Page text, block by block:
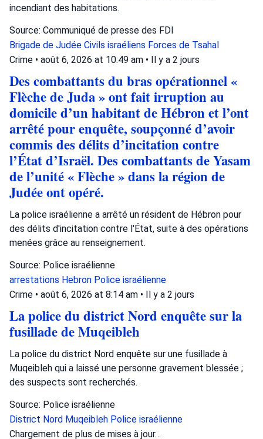
incendiant des habitations.
Source: Communiqué de presse des FDI
Brigade de Judée Civils israéliens Forces de Tsahal
Crime • août 6, 2026 at 10:49 am • Il y a 2 jours
Des combattants du bras opérationnel «
Flèche de Juda » ont fait irruption au
domicile d’un habitant de Hébron et l’ont
arrêté pour enquête, soupçonné d’avoir
commis des délits d’incitation contre
l’État d’Israël. Des combattants de Yasam
de l’unité « Flèche » dans la région de
Judée ont opéré.
La police israélienne a arrêté un résident de Hébron pour
des délits d'incitation contre l'État, suite à des opérations
menées grâce au renseignement.
Source: Police israélienne
arrestations Hebron Police israélienne
Crime • août 6, 2026 at 8:14 am • Il y a 2 jours
La police du district Nord enquête sur la
fusillade de Muqeibleh
La police du district Nord enquête sur une fusillade à
Muqeibleh qui a laissé une personne gravement blessée ;
des suspects sont recherchés.
Source: Police israélienne
District Nord Muqeibleh Police israélienne
Chargement de plus de mises à jour…